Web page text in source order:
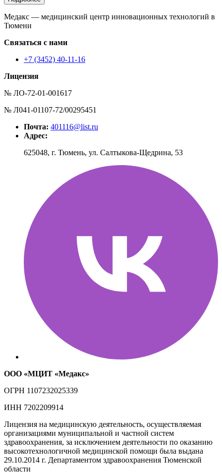
Медакс — медицинский центр инновационных технологий в
Тюмени
Связаться с нами
+7 (3452) 40-11-16
Лицензия
№ ЛО-72-01-001617
№ Л041-01107-72/00295451
Почта: 401116@list.ru
Адрес:
625048, г. Тюмень, ул. Салтыкова-Щедрина, 53
ООО «МЦИТ «Медакс»
ОГРН 1107232025339
ИНН 7202209914
Лицензия на медицинскую деятельность, осуществляемая
организациями муниципальной и частной систем
здравоохранения, за исключением деятельности по оказанию
высокотехнологичной медицинской помощи была выдана
29.10.2014 г. Департаментом здравоохранения Тюменской
области